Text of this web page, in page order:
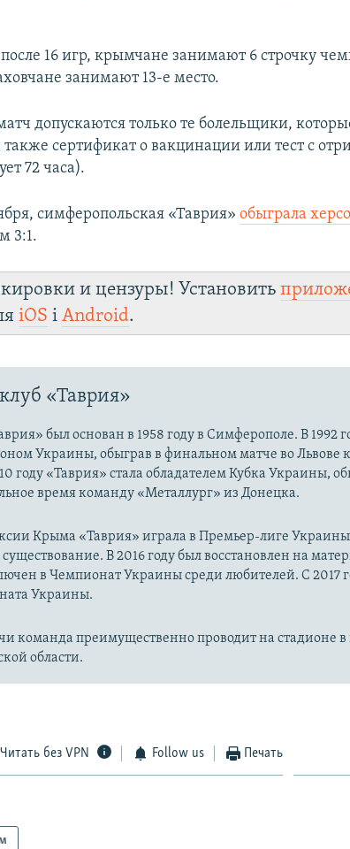
16 игр, крымчане занимают 6 строчку
занимают 13-е место.
допускаются только те болельщики,
также сертификат о вакцинации или тест с
72 часа).
симферопольская «Таврия»обыграла
3:1.
и цензуры! Установить
iOS іAndroid.
«Таврия»
был основан в 1958 году в Симферополе. В 1992
Украины, обыграв в финальном матче во Львове
году «Таврия» стала обладателем Кубка Украины,
время команду «Металлург» из Донецка.
Крыма «Таврия» играла в Премьер-лиге Украины.
В 2016 году был восстановлен на
в Чемпионат Украины среди любителей. С 2017
Украины.
команда преимущественно проводит на стадионе в
области.
Читать без VPN Follow us Печать